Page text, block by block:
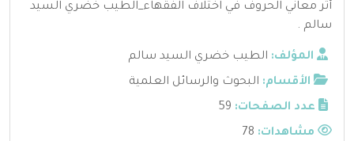
أثر معاني الحروف في اختلاف الفقهاء_الطيب خضري السيد
سالم .
المؤلف: الطيب خضري السيد سالم
الأقسام: البحوث والرسائل العلمية
عدد الصفحات: 59
مشاهدات: